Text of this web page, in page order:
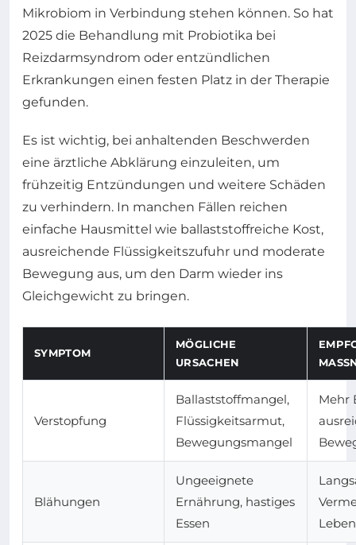
Mikrobiom in Verbindung stehen können. So hat
2025 die Behandlung mit Probiotika bei
Reizdarmsyndrom oder entzündlichen
Erkrankungen einen festen Platz in der Therapie
gefunden.
Es ist wichtig, bei anhaltenden Beschwerden
eine ärztliche Abklärung einzuleiten, um
frühzeitig Entzündungen und weitere Schäden
zu verhindern. In manchen Fällen reichen
einfache Hausmittel wie ballaststoffreiche Kost,
ausreichende Flüssigkeitszufuhr und moderate
Bewegung aus, um den Darm wieder ins
Gleichgewicht zu bringen.
SYMPTOM
MÖGLICHE
URSACHEN
Verstopfung
Ballaststoffmangel,
Flüssigkeitsarmut,
Bewegungsmangel
Mehr
Blähungen
Ungeeignete
Ernährung, hastiges
Essen